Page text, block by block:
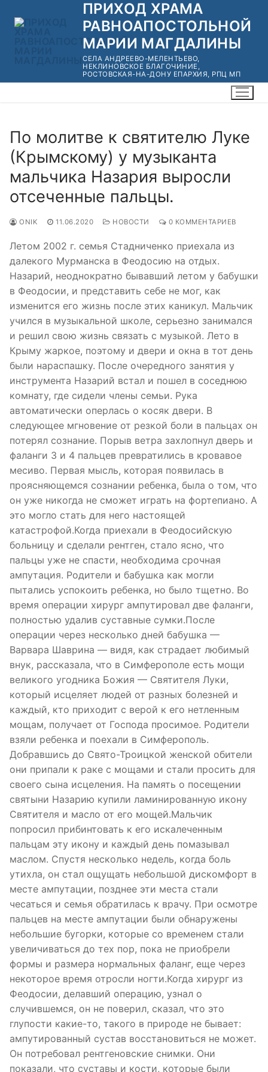
ПРИХОД ХРАМА
РАВНОАПОСТОЛЬНОЙ
МАРИИ МАГДАЛИНЫ
СЕЛА АНДРЕЕВО-МЕЛЕНТЬЕВО,
НЕКЛИНОВСКОЕ БЛАГОЧИНИЕ,
РОСТОВСКАЯ-НА-ДОНУ ЕПАРХИЯ, РПЦ МП
По молитве к святителю Луке
(Крымскому) у музыканта
мальчика Назария выросли
отсеченные пальцы.
ONIK 11.06.2020 НОВОСТИ 0 КОММЕНТАРИЕВ
Летом 2002 г. семья Стадниченко приехала из
далекого Мурманска в Феодосию на отдых.
Назарий, неоднократно бывавший летом у бабушки
в Феодосии, и представить себе не мог, как
изменится его жизнь после этих каникул. Мальчик
учился в музыкальной школе, серьезно занимался
и решил свою жизнь связать с музыкой. Лето в
Крыму жаркое, поэтому и двери и окна в тот день
были нараспашку. После очередного занятия у
инструмента Назарий встал и пошел в соседнюю
комнату, где сидели члены семьи. Рука
автоматически оперлась о косяк двери. В
следующее мгновение от резкой боли в пальцах он
потерял сознание. Порыв ветра захлопнул дверь и
фаланги 3 и 4 пальцев превратились в кровавое
месиво. Первая мысль, которая появилась в
проясняющемся сознании ребенка, была о том, что
он уже никогда не сможет играть на фортепиано. А
это могло стать для него настоящей
катастрофой.Когда приехали в Феодосийскую
больницу и сделали рентген, стало ясно, что
пальцы уже не спасти, необходима срочная
ампутация. Родители и бабушка как могли
пытались успокоить ребенка, но было тщетно. Во
время операции хирург ампутировал две фаланги,
полностью удалив суставные сумки.После
операции через несколько дней бабушка —
Варвара Шаврина — видя, как страдает любимый
внук, рассказала, что в Симферополе есть мощи
великого угодника Божия — Святителя Луки,
который исцеляет людей от разных болезней и
каждый, кто приходит с верой к его нетленным
мощам, получает от Господа просимое. Родители
взяли ребенка и поехали в Симферополь.
Добравшись до Свято-Троицкой женской обители
они припали к раке с мощами и стали просить для
своего сына исцеления. На память о посещении
святыни Назарию купили ламинированную икону
Святителя и масло от его мощей.Мальчик
попросил прибинтовать к его искалеченным
пальцам эту икону и каждый день помазывал
маслом. Спустя несколько недель, когда боль
утихла, он стал ощущать небольшой дискомфорт в
месте ампутации, позднее эти места стали
чесаться и семья обратилась к врачу. При осмотре
пальцев на месте ампутации были обнаружены
небольшие бугорки, которые со временем стали
увеличиваться до тех пор, пока не приобрели
формы и размера нормальных фаланг, еще через
некоторое время отросли ногти.Когда хирург из
Феодосии, делавший операцию, узнал о
случившемся, он не поверил, сказал, что это
глупости какие-то, такого в природе не бывает:
ампутированный сустав восстановиться не может.
Он потребовал рентгеновские снимки. Они
показали, что суставы и кости, которые были